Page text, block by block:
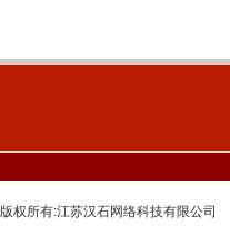
版权所有:江苏汉石网络科技有限公司